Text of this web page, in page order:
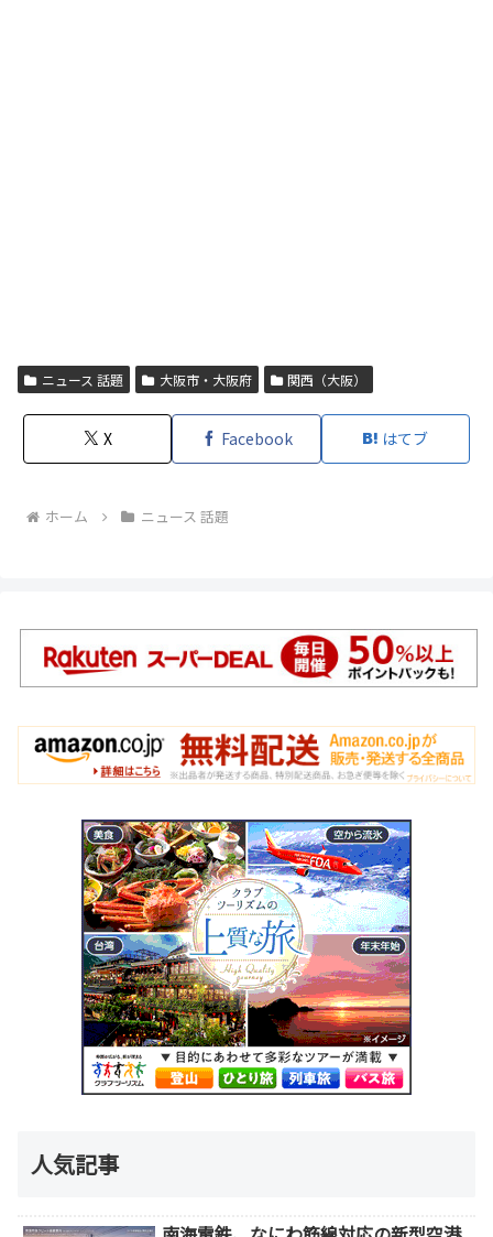
ニュース 話題 大阪市・大阪府 関西（大阪）
X Facebook はてブ
ホーム ニュース 話題
人気記事